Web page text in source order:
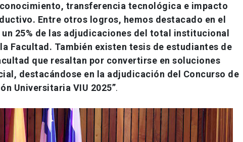
transferencia tecnológica e impacto
Entre otros logros, hemos destacado en el
un 25% de las adjudicaciones del total institucional
Facultad. También existen tesis de estudiantes de
que resaltan por convertirse en soluciones
destacándose en la adjudicación del Concurso de
Universitaria VIU 2025”.